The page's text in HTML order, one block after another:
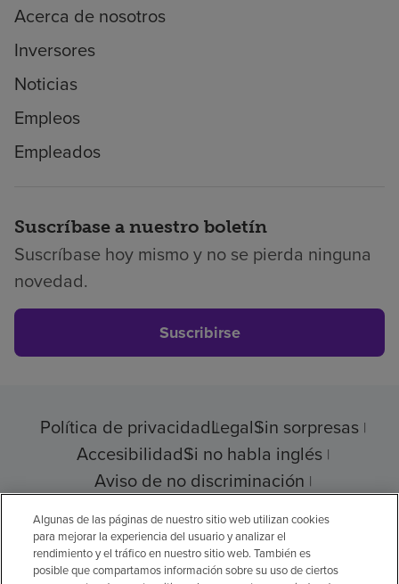
Acerca de nosotros
Inversores
Noticias
Empleos
Empleados
Suscríbase a nuestro boletín
Suscríbase hoy mismo y no se pierda ninguna
novedad.
Suscribirse
Política de privacidadLegalSin sorpresas
AccesibilidadSi no habla inglés
Aviso de no discriminación
Algunas de las páginas de nuestro sitio web utilizan cookies
para mejorar la experiencia del usuario y analizar el
rendimiento y el tráfico en nuestro sitio web. También es
posible que compartamos información sobre su uso de ciertos